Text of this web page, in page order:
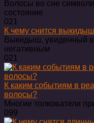
Волосы во сне
состояние
021
К чему снится
Выкидыш, увиденный
негативным
021
К каким событиям в
волосы?
Многие толкователи
099